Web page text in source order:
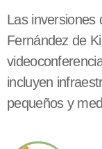
Las inversiones
Fernández de
incluyen
pequeños y